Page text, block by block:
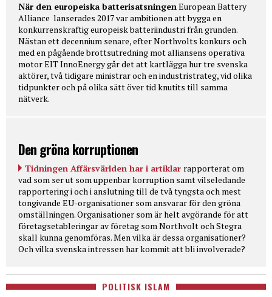
När den europeiska batterisatsningenEuropean Battery
Alliance lanserades 2017 var ambitionen att bygga en
konkurrenskraftig europeisk batteriindustri från grunden.
Nästan ett decennium senare, efter Northvolts konkurs och
med en pågående brottsutredning mot alliansens operativa
motor EIT InnoEnergy går det att kartlägga hur tre svenska
aktörer, två tidigare ministrar och en industristrateg, vid olika
tidpunkter och på olika sätt över tid knutits till samma
nätverk.
Den gröna korruptionen
Tidningen Affärsvärlden har i artiklar rapporterat om
vad som ser ut som uppenbar korruption samt vilseledande
rapportering i och i anslutning till de två tyngsta och mest
tongivande EU-organisationer som ansvarar för den gröna
omställningen. Organisationer som är helt avgörande för att
företagsetableringar av företag som Northvolt och Stegra
skall kunna genomföras. Men vilka är dessa organisationer?
Och vilka svenska intressen har kommit att bli involverade?
POLITISK ISLAM